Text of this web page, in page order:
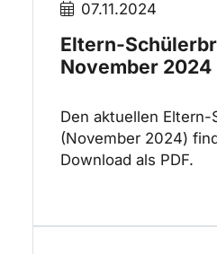
07.11.2024
Eltern-
November 2024
Den aktuellen
(November 2024)
Download als PDF.